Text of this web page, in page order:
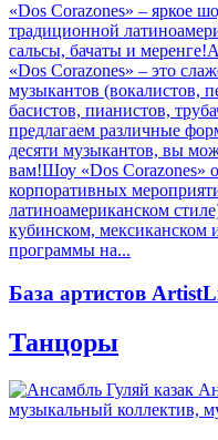
«Dos Corazones» – яркое
традиционной
сальсы, бачаты и
«Dos Corazones» – это
музыкантов (вокалистов,
басистов, пианистов,
предлагаем различные
десяти музыкантов, вы
вам!Шоу «Dos Corazones»
корпоративных
латиноамериканском
кубинском, мексиканском
программы на...
База артистов
Танцоры
музыкальный коллектив,